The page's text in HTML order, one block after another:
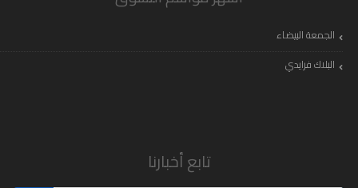
الجمعة البيضاء
البلاك فرايدي
تابع أخبارنا